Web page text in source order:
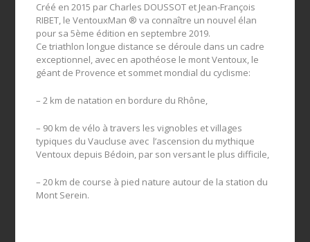
Créé en 2015 par Charles DOUSSOT et Jean-François
RIBET, le VentouxMan ® va connaître un nouvel élan
pour sa 5ème édition en septembre 2019.
Ce triathlon longue distance se déroule dans un cadre
exceptionnel, avec en apothéose le mont Ventoux, le
géant de Provence et sommet mondial du cyclisme:
– 2 km de natation en bordure du Rhône,
– 90 km de vélo à travers les vignobles et villages
typiques du Vaucluse avec l’ascension du mythique
Ventoux depuis Bédoin, par son versant le plus difficile,
– 20 km de course à pied nature autour de la station du
Mont Serein.